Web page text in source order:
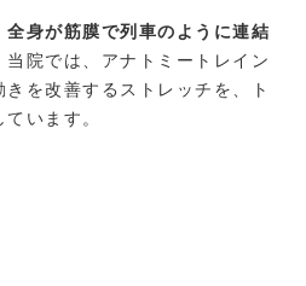
全身が筋膜で列車のように連結
当院では、アナトミートレイン
を改善するストレッチを、ト
います。